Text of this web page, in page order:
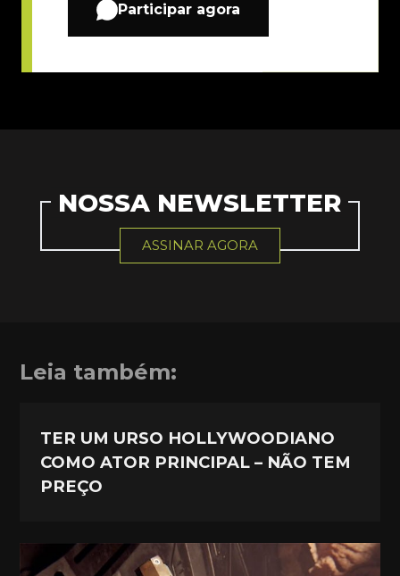
Participar agora
NOSSA NEWSLETTER
ASSINAR AGORA
Leia também:
TER UM URSO HOLLYWOODIANO
COMO ATOR PRINCIPAL – NÃO TEM
PREÇO